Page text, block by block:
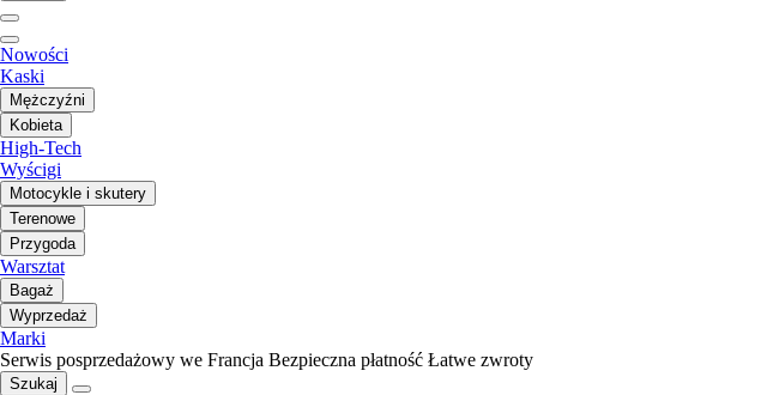
Nowości
Kaski
Mężczyźni
Kobieta
High-Tech
Wyścigi
Motocykle i skutery
Terenowe
Przygoda
Warsztat
Bagaż
Wyprzedaż
Marki
Serwis posprzedażowy we Francja Bezpieczna płatność Łatwe zwroty
Szukaj